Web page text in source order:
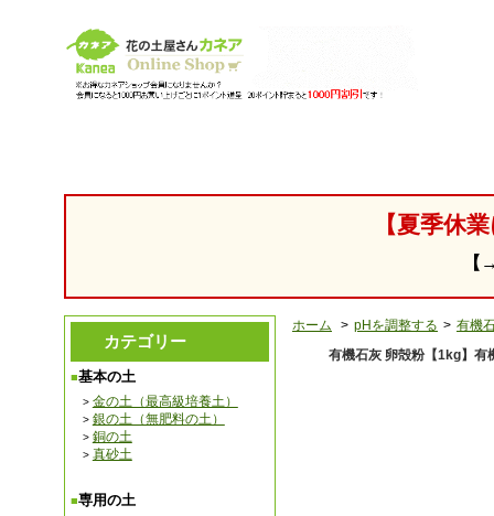
【夏季休
【
カテゴリー
基本の土
金の土（最高級培養土）
銀の土（無肥料の土）
銅の土
真砂土
専用の土
ホーム > pHを調整する > 有機
有機石灰 卵殻粉【1kg】有